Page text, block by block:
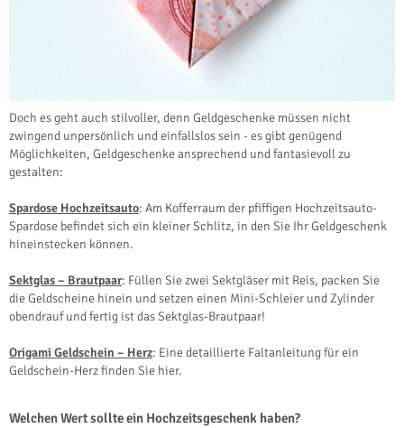
Doch es geht auch stilvoller, denn Geldgeschenke müssen nicht
zwingend unpersönlich und einfallslos sein - es gibt genügend
Möglichkeiten, Geldgeschenke ansprechend und fantasievoll zu
gestalten:
Spardose Hochzeitsauto: Am Kofferraum der pfiffigen Hochzeitsauto-
Spardose befindet sich ein kleiner Schlitz, in den Sie Ihr Geldgeschenk
hineinstecken können.
Sektglas – Brautpaar: Füllen Sie zwei Sektgläser mit Reis, packen Sie
die Geldscheine hinein und setzen einen Mini-Schleier und Zylinder
obendrauf und fertig ist das Sektglas-Brautpaar!
Origami Geldschein – Herz: Eine detaillierte Faltanleitung für ein
Geldschein-Herz finden Sie hier.
Welchen Wert sollte ein Hochzeitsgeschenk haben?